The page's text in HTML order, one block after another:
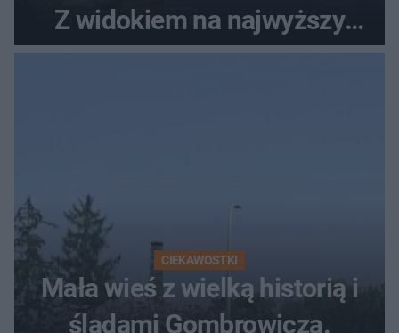
Z widokiem na najwyższy
szczyt Gór Świętokrzyskich
CIEKAWOSTKI
Mała wieś z wielką historią i
śladami Gombrowicza.